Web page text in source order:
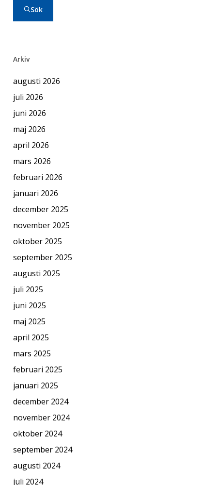
Sök
Arkiv
augusti 2026
juli 2026
juni 2026
maj 2026
april 2026
mars 2026
februari 2026
januari 2026
december 2025
november 2025
oktober 2025
september 2025
augusti 2025
juli 2025
juni 2025
maj 2025
april 2025
mars 2025
februari 2025
januari 2025
december 2024
november 2024
oktober 2024
september 2024
augusti 2024
juli 2024